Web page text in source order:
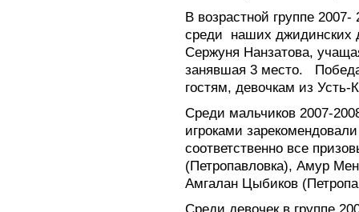
В возрастной группе
среди наших джидинских
Сержуня Нанзатова,
занявшая 3 место.
гостям, девочкам из Усть-
Среди мальчиков 2007-
игроками
соответственно все
(Петропавловка), Амур
Амгалан Цыбиков
Среди девочек в группе